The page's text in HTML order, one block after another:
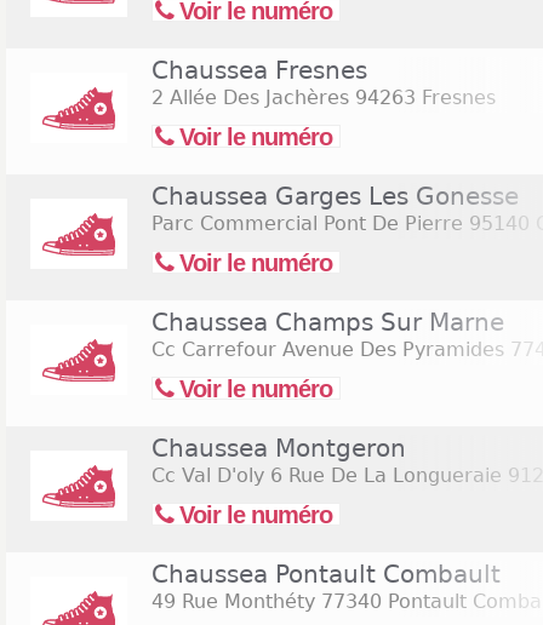
Voir le numéro
Chaussea Fresnes
2 Allée Des Jachères 94263 Fresnes
Voir le numéro
Chaussea Garges Les Gonesse
Parc Commercial Pont De Pierre 95140
Voir le numéro
Chaussea Champs Sur Marne
Cc Carrefour Avenue Des Pyramides
Voir le numéro
Chaussea Montgeron
Cc Val D'oly 6 Rue De La Longueraie
Voir le numéro
Chaussea Pontault Combault
49 Rue Monthéty 77340 Pontault